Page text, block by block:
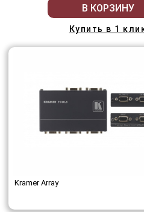
В КОРЗИНУ
Купить в 1
Kramer Array